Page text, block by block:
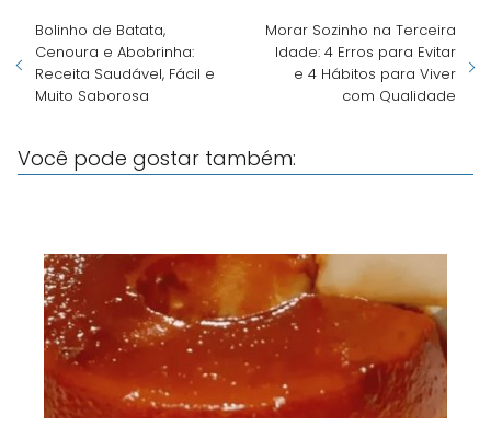
Bolinho de Batata,
Cenoura e Abobrinha:
Receita Saudável, Fácil e
Muito Saborosa
Morar Sozinho na Terceira
Idade: 4 Erros para Evitar
e 4 Hábitos para Viver
com Qualidade
Você pode gostar também: